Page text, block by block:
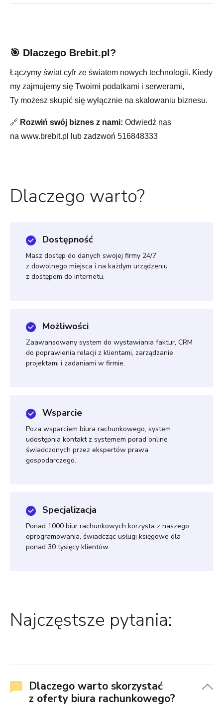
🎯 Dlaczego Brebit.pl?
Łączymy świat cyfr ze światem nowych technologii. Kiedy
my zajmujemy się Twoimi podatkami i serwerami,
Ty możesz skupić się wyłącznie na skalowaniu biznesu.
🔗 Rozwiń swój biznes z nami: Odwiedź nas
na www.brebit.pl lub zadzwoń 516848333
Dlaczego warto?
Dostępność
Masz dostęp do danych swojej firmy 24/7
z dowolnego miejsca i na każdym urządzeniu
z dostępem do internetu.
Możliwości
Zaawansowany system do wystawiania faktur, CRM
do poprawienia relacji z klientami, zarządzanie
projektami i zadaniami w firmie.
Wsparcie
Poza wsparciem biura rachunkowego, system
udostępnia kontakt z systemem porad online
świadczonych przez ekspertów prawa
gospodarczego.
Specjalizacja
Ponad 1000 biur rachunkowych korzysta z naszego
oprogramowania, świadcząc usługi księgowe dla
ponad 30 tysięcy klientów.
Najczęstsze pytania:
Dlaczego warto skorzystać
z oferty biura rachunkowego?